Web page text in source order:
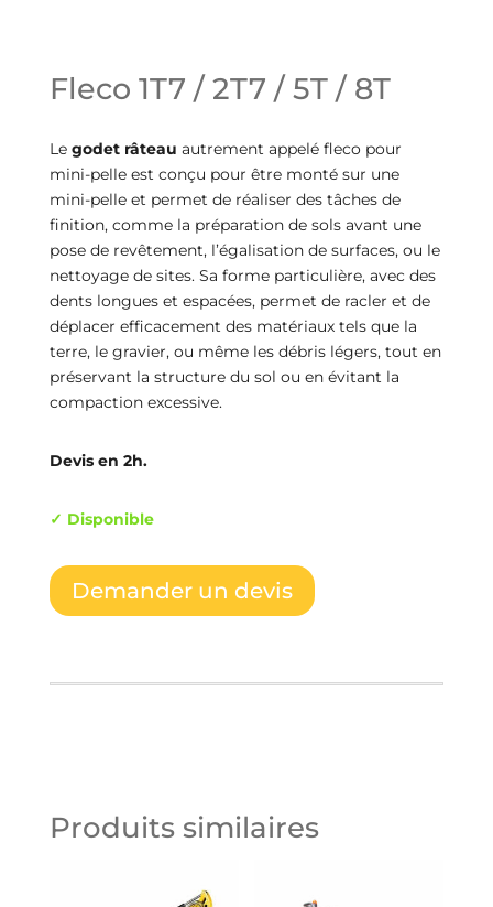
Fleco 1T7 / 2T7 / 5T / 8T
Le godet râteau autrement appelé fleco pour
mini-pelle est conçu pour être monté sur une
mini-pelle et permet de réaliser des tâches de
finition, comme la préparation de sols avant une
pose de revêtement, l’égalisation de surfaces, ou le
nettoyage de sites. Sa forme particulière, avec des
dents longues et espacées, permet de racler et de
déplacer efficacement des matériaux tels que la
terre, le gravier, ou même les débris légers, tout en
préservant la structure du sol ou en évitant la
compaction excessive.
Devis en 2h.
✓ Disponible
Demander un devis
Produits similaires